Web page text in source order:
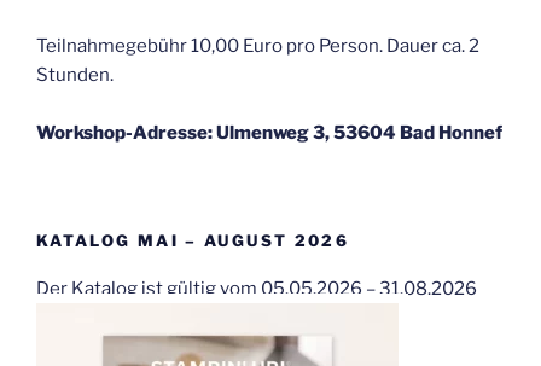
Teilnahmegebühr 10,00 Euro pro Person. Dauer ca. 2
Stunden.
Workshop-Adresse: Ulmenweg 3, 53604 Bad Honnef
KATALOG MAI – AUGUST 2026
Der Katalog ist gültig vom 05.05.2026 – 31.08.2026